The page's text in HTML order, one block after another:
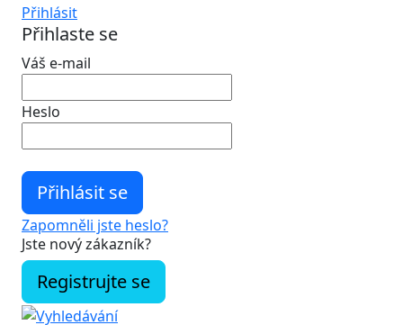
Přihlásit
Přihlaste se
Váš e-mail
Heslo
Zapomněli jste heslo?
Jste nový zákazník?
Registrujte se